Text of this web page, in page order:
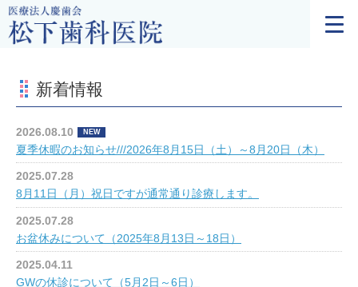
新着情報
2026.08.10 NEW
夏季休暇のお知らせ///2026年8月15日（土）～8月20日（木）
2025.07.28
8月11日（月）祝日ですが通常通り診療します。
2025.07.28
お盆休みについて（2025年8月13日～18日）
2025.04.11
GWの休診について（5月2日～6日）